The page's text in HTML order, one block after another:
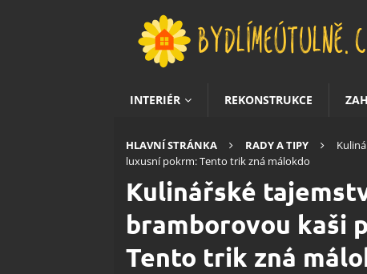
INTERIÉR REKONSTRUKCE
HLAVNÍ STRÁNKA RADY A TIPY
luxusní pokrm: Tento trik zná málokdo
Kulinářské
bramborovou kaši
Tento trik zná